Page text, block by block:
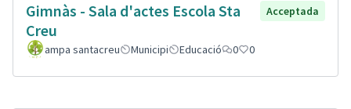
Gimnàs - Sala d'actes Escola Sta
Creu
Acceptada
ampa santacreu Municipi Educació 0 0